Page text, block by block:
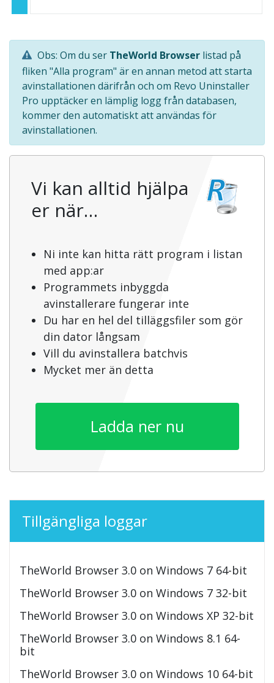
Obs: Om du ser TheWorld Browser listad på
fliken "Alla program" är en annan metod att starta
avinstallationen därifrån och om Revo Uninstaller
Pro upptäcker en lämplig logg från databasen,
kommer den automatiskt att användas för
avinstallationen.
Vi kan alltid hjälpa
er när…
Ni inte kan hitta rätt program i listan
med app:ar
Programmets inbyggda
avinstallerare fungerar inte
Du har en hel del tilläggsfiler som gör
din dator långsam
Vill du avinstallera batchvis
Mycket mer än detta
Ladda ner nu
Tillgängliga loggar
TheWorld Browser 3.0 on Windows 7 64-bit
TheWorld Browser 3.0 on Windows 7 32-bit
TheWorld Browser 3.0 on Windows XP 32-bit
TheWorld Browser 3.0 on Windows 8.1 64-
bit
TheWorld Browser 3.0 on Windows 10 64-bit